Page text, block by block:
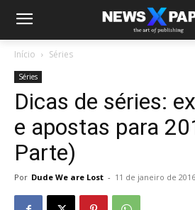
Início Séries
Séries
Dicas de séries:
e apostas para
Parte)
Por Dude We are Lost - 11 de janeiro de 2016